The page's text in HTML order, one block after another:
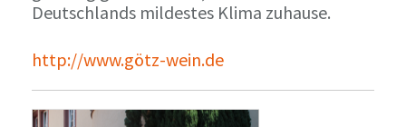
Deutschlands mildestes Klima zuhause.
http://www.götz-wein.de